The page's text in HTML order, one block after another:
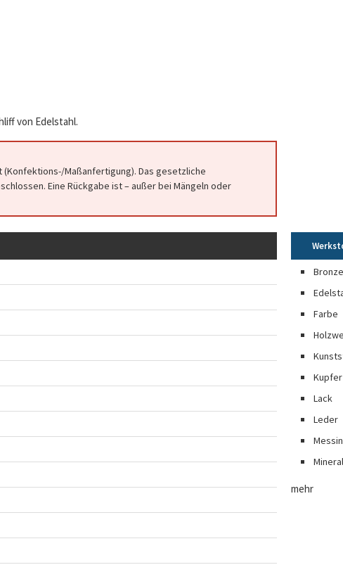
von Edelstahl.
Maßanfertigung). Das gesetzliche
Eine Rückgabe ist – außer bei Mängeln oder
Farbe
Kupfer
Lack
Leder
mehr